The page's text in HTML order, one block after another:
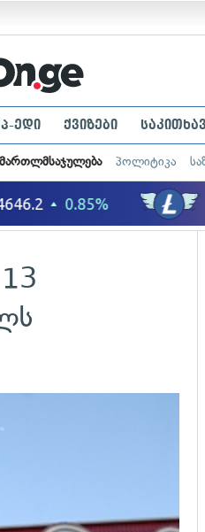
ედი ქვიზები
მართლმსაჯულება პოლიტიკა